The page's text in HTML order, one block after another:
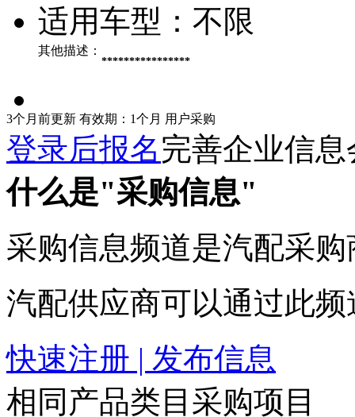
适用车型： 不限
其他描述：
****************
3个月前更新 有效期：1个月 用户采购
登录后报名完善企业信
什么是"采购信息"
采购信息频道是汽配采
汽配供应商可以通过此
快速注册 | 发布信息
相同产品类目采购项目